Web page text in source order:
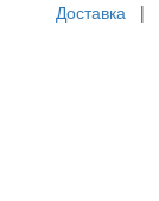
Доставка|